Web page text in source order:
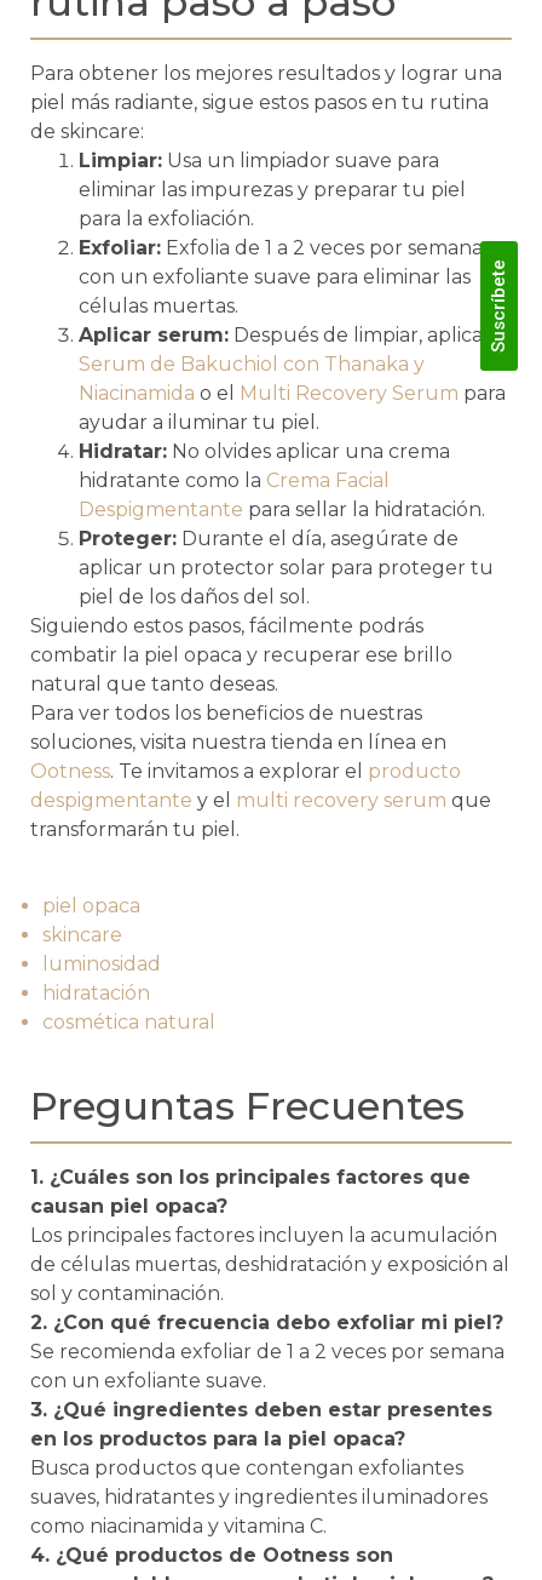
Para obtener los mejores resultados y lograr una
piel más radiante, sigue estos pasos en tu rutina
de skincare:
Limpiar: Usa un limpiador suave para
eliminar las impurezas y preparar tu piel
para la exfoliación.
Exfoliar: Exfolia de 1 a 2 veces por semana
con un exfoliante suave para eliminar las
células muertas.
Aplicar serum: Después de limpiar, aplica el
Serum de Bakuchiol con Thanaka y
Niacinamida o el Multi Recovery Serum para
ayudar a iluminar tu piel.
Hidratar: No olvides aplicar una crema
hidratante como la Crema Facial
Despigmentante para sellar la hidratación.
Proteger: Durante el día, asegúrate de
aplicar un protector solar para proteger tu
piel de los daños del sol.
Siguiendo estos pasos, fácilmente podrás
combatir la piel opaca y recuperar ese brillo
natural que tanto deseas.
Para ver todos los beneficios de nuestras
soluciones, visita nuestra tienda en línea en
Ootness. Te invitamos a explorar el producto
despigmentante y el multi recovery serum que
transformarán tu piel.
piel opaca
skincare
luminosidad
hidratación
cosmética natural
Preguntas Frecuentes
1. ¿Cuáles son los principales factores que
causan piel opaca?
Los principales factores incluyen la acumulación
de células muertas, deshidratación y exposición al
sol y contaminación.
2. ¿Con qué frecuencia debo exfoliar mi piel?
Se recomienda exfoliar de 1 a 2 veces por semana
con un exfoliante suave.
3. ¿Qué ingredientes deben estar presentes
en los productos para la piel opaca?
Busca productos que contengan exfoliantes
suaves, hidratantes y ingredientes iluminadores
como niacinamida y vitamina C.
4. ¿Qué productos de Ootness son
Suscríbete